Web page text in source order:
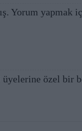
Yorum yapmak
özel bir